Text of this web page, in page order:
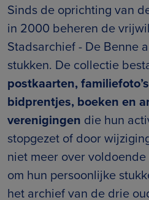
Sinds de oprichting van
in 2000 beheren de
Stadsarchief - De Benne
stukken. De collectie
postkaarten,
bidprentjes, boeken en
verenigingen die hun
stopgezet of door
niet meer over
om hun persoonlijke
het archief van de drie